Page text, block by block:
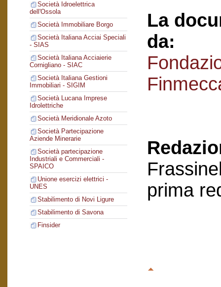
Società Idroelettrica
dell'Ossola
Società Immobiliare Borgo
Società Italiana Acciai Speciali
- SIAS
Società Italiana Acciaierie
Cornigliano - SIAC
Società Italiana Gestioni
Immobiliari - SIGIM
Società Lucana Imprese
Idrolettriche
Società Meridionale Azoto
Società Partecipazione
Aziende Minerarie
Società partecipazione
Industriali e Commerciali -
SPAICO
Unione esercizi elettrici -
UNES
Stabilimento di Novi Ligure
Stabilimento di Savona
Finsider
La
da:
prima